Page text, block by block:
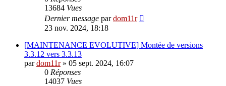
13684 Vues
Dernier message pardom11r
23 nov. 2024, 18:18
[MAINTENANCE EVOLUTIVE] Montée de versions
3.3.12 vers 3.3.13
pardom11r» 05 sept. 2024, 16:07
0 Réponses
14037 Vues